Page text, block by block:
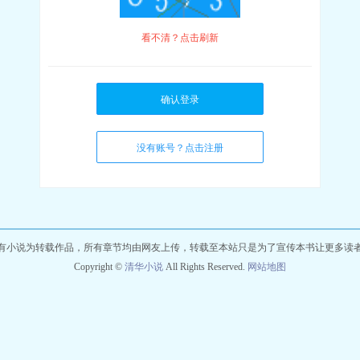
看不清？点击刷新
确认登录
没有账号？点击注册
小说为转载作品，所有章节均由网友上传，转载至本站只是为了宣传本书让更多读
Copyright © 清华小说 All Rights Reserved. 网站地图